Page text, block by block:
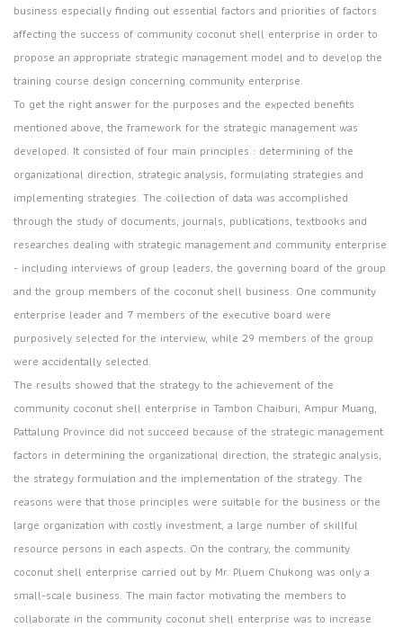
business especially finding out essential factors and priorities of factors
affecting the success of community coconut shell enterprise in order to
propose an appropriate strategic management model and to develop the
training course design concerning community enterprise.
To get the right answer for the purposes and the expected benefits
mentioned above, the framework for the strategic management was
developed. It consisted of four main principles : determining of the
organizational direction, strategic analysis, formulating strategies and
implementing strategies. The collection of data was accomplished
through the study of documents, journals, publications, textbooks and
researches dealing with strategic management and community enterprise
- including interviews of group leaders, the governing board of the group
and the group members of the coconut shell business. One community
enterprise leader and 7 members of the executive board were
purposively selected for the interview, while 29 members of the group
were accidentally selected.
The results showed that the strategy to the achievement of the
community coconut shell enterprise in Tambon Chaiburi, Ampur Muang,
Pattalung Province did not succeed because of the strategic management
factors in determining the organizational direction, the strategic analysis,
the strategy formulation and the implementation of the strategy. The
reasons were that those principles were suitable for the business or the
large organization with costly investment, a large number of skillful
resource persons in each aspects. On the contrary, the community
coconut shell enterprise carried out by Mr. Pluem Chukong was only a
small-scale business. The main factor motivating the members to
collaborate in the community coconut shell enterprise was to increase